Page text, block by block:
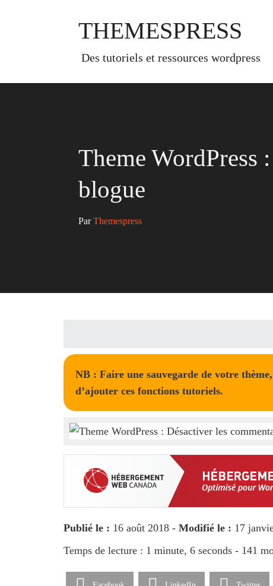
THEMESPRESS
des tutoriels et ressources wordpress
Theme WordPress
blogue
Par Themespress
NB : Faire une sauvegarde de votre
d’ajouter ces fonctions tutoriels.
Publié le : 16 août 2018 - Modifié le : 17
Temps de lecture : 1 minute, 6 seconds - 141